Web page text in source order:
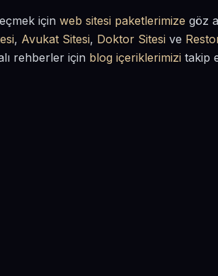
için web sitesi paketlerimize göz
, Avukat Sitesi, Doktor Sitesi ve
rehberler için blog içeriklerimizi takip